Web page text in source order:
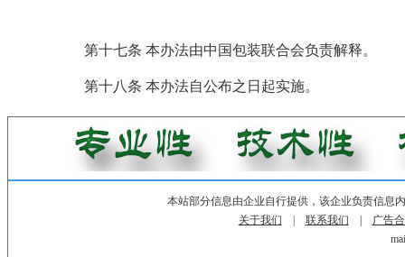
第十七条 本办法由中国包装联合会负责解释。
第十八条 本办法自公布之日起实施。
本站部分信息由企业自行提供，该企业负责信息
关于我们
联系我们
广告